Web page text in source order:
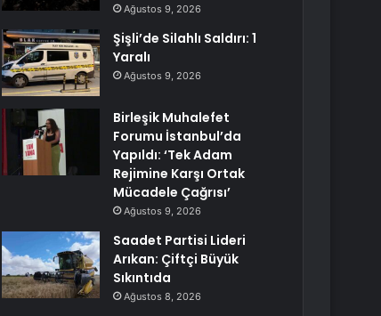
Ağustos 9, 2026
Şişli’de Silahlı Saldırı: 1
Yaralı
Ağustos 9, 2026
Birleşik Muhalefet
Forumu İstanbul’da
Yapıldı: ‘Tek Adam
Rejimine Karşı Ortak
Mücadele Çağrısı’
Ağustos 9, 2026
Saadet Partisi Lideri
Arıkan: Çiftçi Büyük
Sıkıntıda
Ağustos 8, 2026